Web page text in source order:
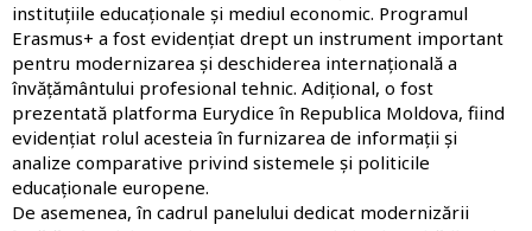
instituțiile educaționale și mediul economic. Programul
Erasmus+ a fost evidențiat drept un instrument important
pentru modernizarea și deschiderea internațională a
învățământului profesional tehnic. Adițional, o fost
prezentată platforma Eurydice în Republica Moldova, fiind
evidențiat rolul acesteia în furnizarea de informații și
analize comparative privind sistemele și politicile
educaționale europene.
De asemenea, în cadrul panelului dedicat modernizării